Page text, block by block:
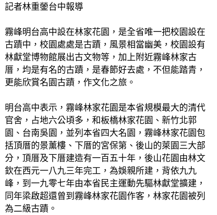
記者林重鎣台中報導
霧峰明台高中設在林家花園，是全省唯一把校園設在
古蹟中，校園處處是古蹟，風景相當幽美，校園設有
林獻堂博物館展出古文物等，加上附近霧峰林家古
厝，均是有名的古蹟，是春節好去處，不但能踏青，
更能欣賞名園古蹟，作文化之旅。
明台高中表示，霧峰林家花園是本省規模最大的清代
官舍，占地六公頃多，和板橋林家花園、新竹北郭
園、台南吳園，並列本省四大名園，霧峰林家花園包
括頂厝的景薰樓、下厝的宮保第、後山的萊園三大部
分，頂厝及下厝建造有一百五十年，後山花園由林文
欽在西元一八九三年完工，為娛親所建，背依九九
峰，到一九零七年由本省民主運動先驅林獻堂擴建，
同年梁啟超還曾到霧峰林家花園作客，林家花園被列
為二級古蹟。